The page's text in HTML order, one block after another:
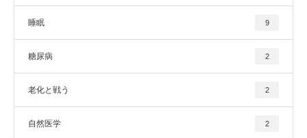
睡眠 9
糖尿病 2
老化と戦う 2
自然医学 2